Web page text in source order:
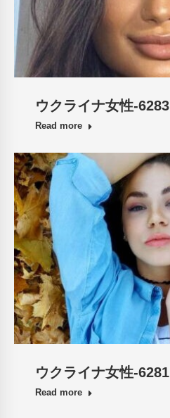
ウクライナ女性-6283
Read more
ウクライナ女性-6281
Read more